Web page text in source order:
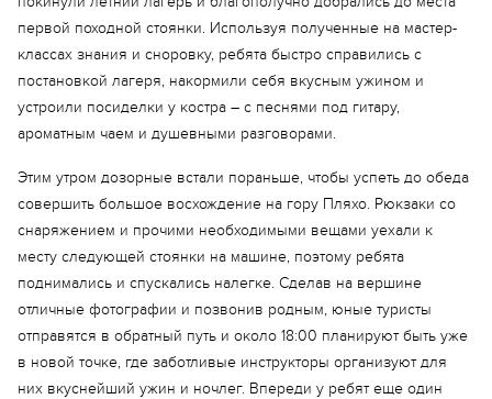
первой походной стоянки. Используя полученные на мастер-
классах знания и сноровку, ребята быстро справились с
постановкой лагеря, накормили себя вкусным ужином и
устроили посиделки у костра – с песнями под гитару,
ароматным чаем и душевными разговорами.
Этим утром дозорные встали пораньше, чтобы успеть до обеда
совершить большое восхождение на гору Пляхо. Рюкзаки со
снаряжением и прочими необходимыми вещами уехали к
месту следующей стоянки на машине, поэтому ребята
поднимались и спускались налегке. Сделав на вершине
отличные фотографии и позвонив родным, юные туристы
отправятся в обратный путь и около 18:00 планируют быть уже
в новой точке, где заботливые инструкторы организуют для
них вкуснейший ужин и ночлег. Впереди у ребят еще один